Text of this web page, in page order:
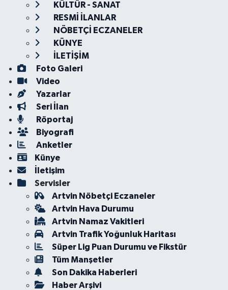
KÜLTÜR - SANAT
RESMİ İLANLAR
NÖBETÇİ ECZANELER
KÜNYE
İLETİŞİM
Foto Galeri
Video
Yazarlar
Seri İlan
Röportaj
Biyografi
Anketler
Künye
İletişim
Servisler
Artvin Nöbetçi Eczaneler
Artvin Hava Durumu
Artvin Namaz Vakitleri
Artvin Trafik Yoğunluk Haritası
Süper Lig Puan Durumu ve Fikstür
Tüm Manşetler
Son Dakika Haberleri
Haber Arşivi